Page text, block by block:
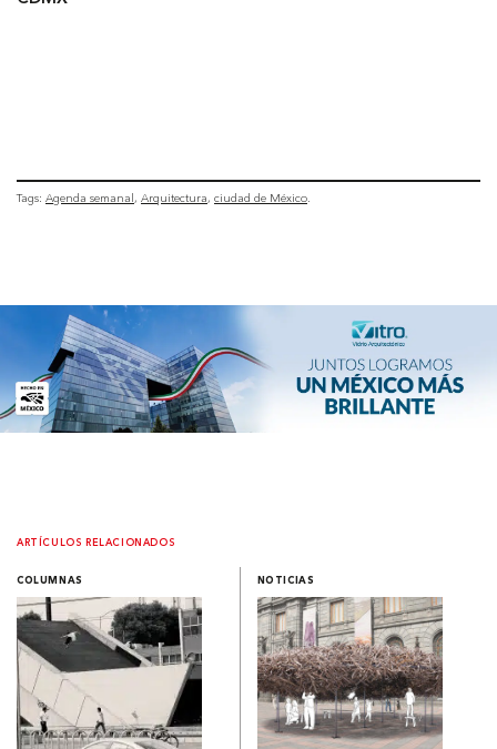
Tags: Agenda semanal Arquitectura ciudad de México
ARTÍCULOS RELACIONADOS
COLUMNAS NOTICIAS